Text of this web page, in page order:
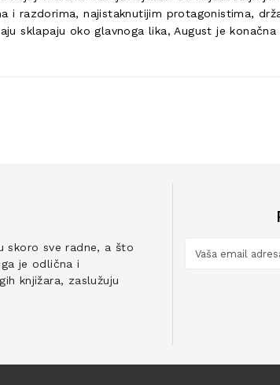
i razdorima, najistaknutijim protagonistima,
sklapaju oko glavnoga lika, August je
skoro sve radne, a što
je odlična i
knjižara, zaslužuju